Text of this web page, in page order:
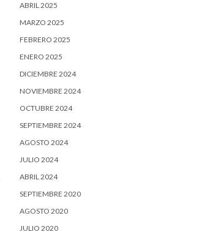
ABRIL 2025
MARZO 2025
FEBRERO 2025
ENERO 2025
DICIEMBRE 2024
NOVIEMBRE 2024
OCTUBRE 2024
SEPTIEMBRE 2024
AGOSTO 2024
JULIO 2024
ABRIL 2024
SEPTIEMBRE 2020
AGOSTO 2020
JULIO 2020